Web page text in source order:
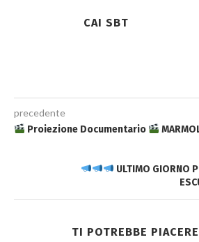
CAI SBT
precedente
Proiezione Documentario
ULTIMO GIORNO
TI POTREBBE